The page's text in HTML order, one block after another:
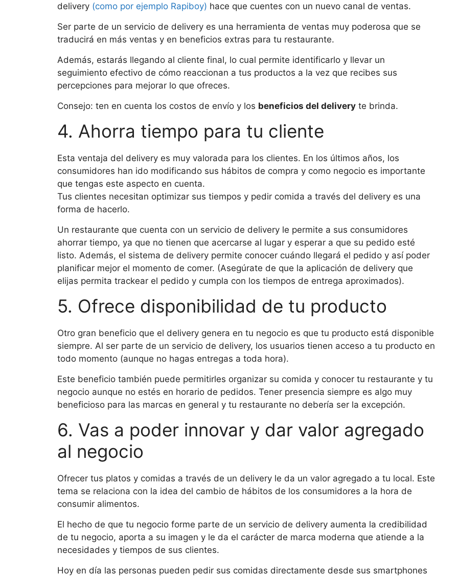
delivery (como por ejemplo Rapiboy) hace que cuentes con un nuevo canal de ventas.
Ser parte de un servicio de delivery es una herramienta de ventas muy poderosa que se
traducirá en más ventas y en beneficios extras para tu restaurante.
Además, estarás llegando al cliente final, lo cual permite identificarlo y llevar un
seguimiento efectivo de cómo reaccionan a tus productos a la vez que recibes sus
percepciones para mejorar lo que ofreces.
Consejo: ten en cuenta los costos de envío y los beneficios del delivery te brinda.
4. Ahorra tiempo para tu cliente
Esta ventaja del delivery es muy valorada para los clientes. En los últimos años, los
consumidores han ido modificando sus hábitos de compra y como negocio es importante
que tengas este aspecto en cuenta.
Tus clientes necesitan optimizar sus tiempos y pedir comida a través del delivery es una
forma de hacerlo.
Un restaurante que cuenta con un servicio de delivery le permite a sus consumidores
ahorrar tiempo, ya que no tienen que acercarse al lugar y esperar a que su pedido esté
listo. Además, el sistema de delivery permite conocer cuándo llegará el pedido y así poder
planificar mejor el momento de comer. (Asegúrate de que la aplicación de delivery que
elijas permita trackear el pedido y cumpla con los tiempos de entrega aproximados).
5. Ofrece disponibilidad de tu producto
Otro gran beneficio que el delivery genera en tu negocio es que tu producto está disponible
siempre. Al ser parte de un servicio de delivery, los usuarios tienen acceso a tu producto en
todo momento (aunque no hagas entregas a toda hora).
Este beneficio también puede permitirles organizar su comida y conocer tu restaurante y tu
negocio aunque no estés en horario de pedidos. Tener presencia siempre es algo muy
beneficioso para las marcas en general y tu restaurante no debería ser la excepción.
6. Vas a poder innovar y dar valor agregado
al negocio
Ofrecer tus platos y comidas a través de un delivery le da un valor agregado a tu local. Este
tema se relaciona con la idea del cambio de hábitos de los consumidores a la hora de
consumir alimentos.
El hecho de que tu negocio forme parte de un servicio de delivery aumenta la credibilidad
de tu negocio, aporta a su imagen y le da el carácter de marca moderna que atiende a la
necesidades y tiempos de sus clientes.
Hoy en día las personas pueden pedir sus comidas directamente desde sus smartphones